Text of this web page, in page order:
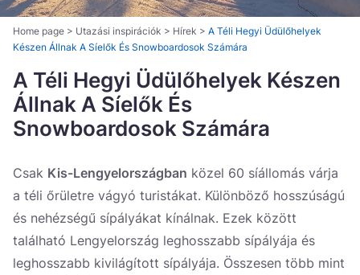
Português Norsk
Україна
Zamknij
Home page > Utazási inspirációk > Hírek > A Téli Hegyi Üdülőhelyek
Készen Állnak A Síelők És Snowboardosok Számára
A Téli Hegyi Üdülőhelyek Készen
Állnak A Síelők És
Snowboardosok Számára
Csak Kis-Lengyelországban közel 60 síállomás várja
a téli őrületre vágyó turistákat. Különböző hosszúságú
és nehézségű sípályákat kínálnak. Ezek között
található Lengyelország leghosszabb sípályája és
leghosszabb kivilágított sípályája. Összesen több mint